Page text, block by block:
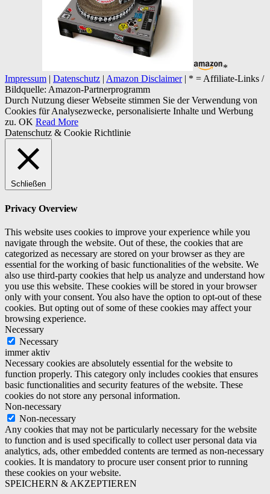
*
Impressum
Datenschutz Amazon Disclaimer| * = Affiliate-Links /
Bildquelle: Amazon-Partnerprogramm
Durch Nutzung dieser Webseite stimmen Sie der Verwendung von
Cookies für Analysezwecke, personalisierte Inhalte und Werbung
zu. OK Read More
Datenschutz & Cookie Richtlinie
Schließen
Privacy Overview
This website uses cookies to improve your experience while you
navigate through the website. Out of these, the cookies that are
categorized as necessary are stored on your browser as they are
essential for the working of basic functionalities of the website. We
also use third-party cookies that help us analyze and understand how
you use this website. These cookies will be stored in your browser
only with your consent. You also have the option to opt-out of these
cookies. But opting out of some of these cookies may affect your
browsing experience.
Necessary
Necessary
immer aktiv
Necessary cookies are absolutely essential for the website to
function properly. This category only includes cookies that ensures
basic functionalities and security features of the website. These
cookies do not store any personal information.
Non-necessary
Non-necessary
Any cookies that may not be particularly necessary for the website
to function and is used specifically to collect user personal data via
analytics, ads, other embedded contents are termed as non-necessary
cookies. It is mandatory to procure user consent prior to running
these cookies on your website.
SPEICHERN & AKZEPTIEREN